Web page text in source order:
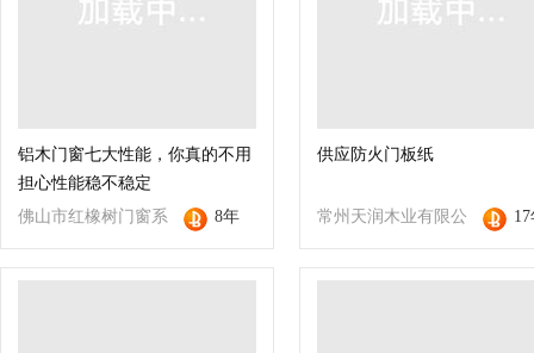
铝木门窗七大性能，你真的不用
担心性能稳不稳定
佛山市红橡树门窗系
统有限公司
8年
供应防火门板纸
常州天润木业有限公
司